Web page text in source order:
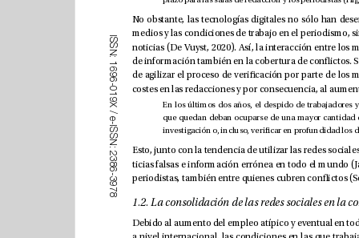
I
S
S
N
:
1
6
9
6
-
0
1
9
X
/
e
-
I
S
S
N
2
3
8
6
-
3
9
7
8